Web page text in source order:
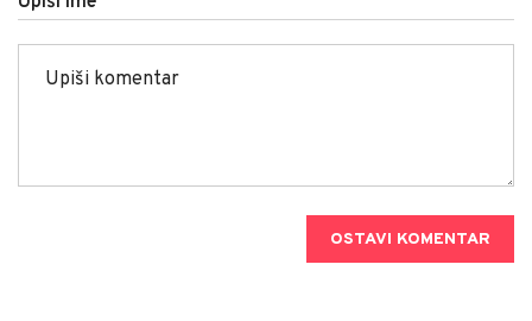
OSTAVI KOMENTAR